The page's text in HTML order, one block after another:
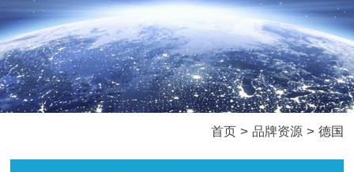
首页 > 品牌资源 > 德国